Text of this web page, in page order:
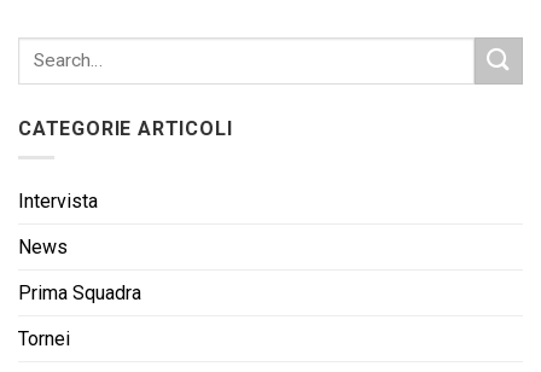
CATEGORIE ARTICOLI
Intervista
News
Prima Squadra
Tornei